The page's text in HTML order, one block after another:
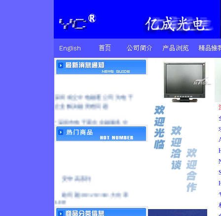
深圳成立中电融通公司 为电子
企业解决融资难问题
“深圳市电子商会金融服务中
心”正式成立
环境光传感器_光电探测器_光学
应元件
亿成电子推出激光测距仪上的激
光系列
405nm紫光激光二极管激光器/蓝
安华高系列
欧司朗/1W/2W/3W.大功率
LED
双波长 血氧传感器